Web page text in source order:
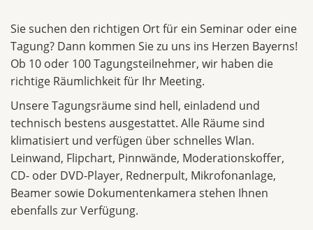
Sie suchen den richtigen Ort für ein Seminar oder eine
Tagung? Dann kommen Sie zu uns ins Herzen Bayerns!
Ob 10 oder 100 Tagungsteilnehmer, wir haben die
richtige Räumlichkeit für Ihr Meeting.
Unsere Tagungsräume sind hell, einladend und
technisch bestens ausgestattet. Alle Räume sind
klimatisiert und verfügen über schnelles Wlan.
Leinwand, Flipchart, Pinnwände, Moderationskoffer,
CD- oder DVD-Player, Rednerpult, Mikrofonanlage,
Beamer sowie Dokumentenkamera stehen Ihnen
ebenfalls zur Verfügung.